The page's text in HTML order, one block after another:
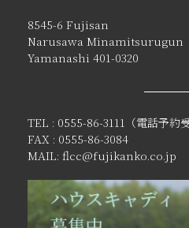
8545-6 Fujisan
Narusawa Minamitsurugun
Yamanashi 401-0320
TEL : 0555-86-3111（電話予約
FAX : 0555-86-3084
MAIL: flcc@fujikanko.co.jp